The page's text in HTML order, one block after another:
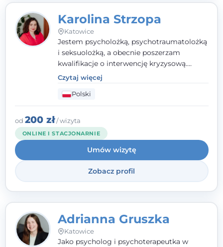
Karolina Strzopa
Katowice
Jestem psycholożką, psychotraumatolożką
i seksuolożką, a obecnie poszerzam
kwalifikacje o interwencję kryzysową.
Pracuję w nurcie terapii trzeciej fali, łącząc
metody o potwierdzonej skuteczności.
Towarzyszę młodzieży, dorosłym i parom w
radzeniu sobie z bolesnymi
doświadczeniami tak, by mogli żyć pełniej.
Czytaj więcej
Polski
od 200 zł/ wizyta
ONLINE I STACJONARNIE
Umów wizytę
Zobacz profil
Adrianna Gruszka
Katowice
Jako psycholog i psychoterapeutka w